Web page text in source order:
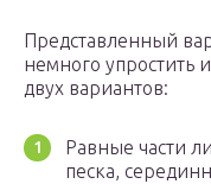
Представленный
немного упростить
двух вариантов:
Равные части
песка,